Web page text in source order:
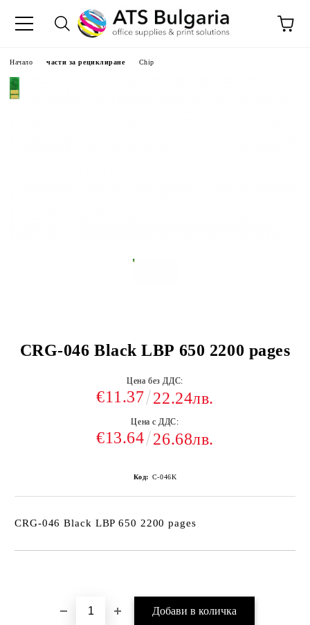
Начало части за рециклиране Chip
CRG-046 Black LBP 650 2200 pages
Цена без ДДС:
€11.37 22.24лв.
Цена с ДДС:
€13.64 26.68лв.
Код: C-046K
CRG-046 Black LBP 650 2200 pages